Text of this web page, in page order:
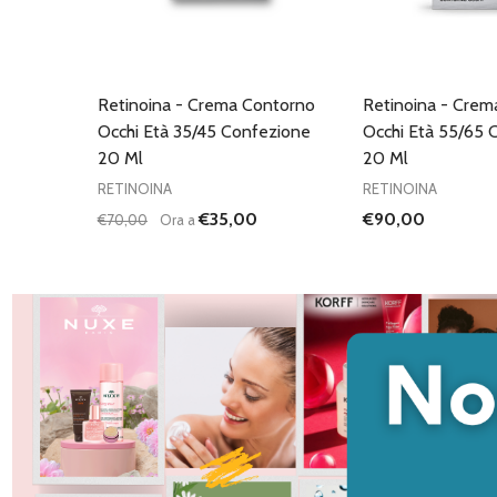
Retinoina - Crema Contorno
Occhi Età 35/45 Confezione
20 Ml
RETINOINA
€70,00
Ora a€35,00
Retinoina -
Occhi Età 55/65
20 Ml
RETINOINA
€90,00